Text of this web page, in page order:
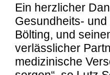
Ein herzlicher
Gesundheits-
Bölting, und
verlässlicher
medizinische